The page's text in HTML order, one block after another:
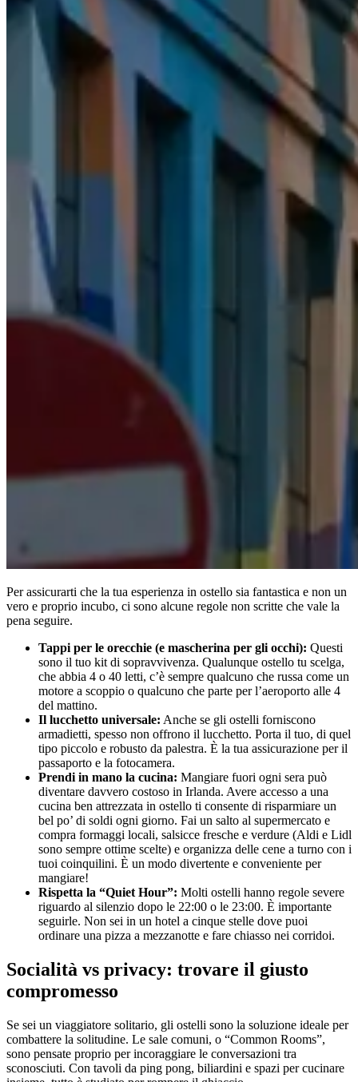
Per assicurarti che la tua esperienza in ostello sia fantastica e non un
vero e proprio incubo, ci sono alcune regole non scritte che vale la
pena seguire.
Tappi per le orecchie (e mascherina per gli occhi): Questi
sono il tuo kit di sopravvivenza. Qualunque ostello tu scelga,
che abbia 4 o 40 letti, c’è sempre qualcuno che russa come un
motore a scoppio o qualcuno che parte per l’aeroporto alle 4
del mattino.
Il lucchetto universale: Anche se gli ostelli forniscono
armadietti, spesso non offrono il lucchetto. Porta il tuo, di quel
tipo piccolo e robusto da palestra. È la tua assicurazione per il
passaporto e la fotocamera.
Prendi in mano la cucina: Mangiare fuori ogni sera può
diventare davvero costoso in Irlanda. Avere accesso a una
cucina ben attrezzata in ostello ti consente di risparmiare un
bel po’ di soldi ogni giorno. Fai un salto al supermercato e
compra formaggi locali, salsicce fresche e verdure (Aldi e Lidl
sono sempre ottime scelte) e organizza delle cene a turno con i
tuoi coinquilini. È un modo divertente e conveniente per
mangiare!
Rispetta la “Quiet Hour”: Molti ostelli hanno regole severe
riguardo al silenzio dopo le 22:00 o le 23:00. È importante
seguirle. Non sei in un hotel a cinque stelle dove puoi
ordinare una pizza a mezzanotte e fare chiasso nei corridoi.
Socialità vs privacy: trovare il giusto
compromesso
Se sei un viaggiatore solitario, gli ostelli sono la soluzione ideale per
combattere la solitudine. Le sale comuni, o “Common Rooms”,
sono pensate proprio per incoraggiare le conversazioni tra
sconosciuti. Con tavoli da ping pong, biliardini e spazi per cucinare